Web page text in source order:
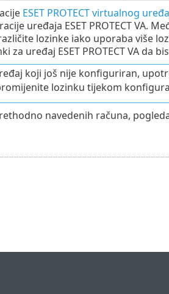
ESET PROTECT virtualnog
uređaja ESET PROTECT VA.
lozinke iako uporaba više
uređaj ESET PROTECT VA da
koji još nije konfiguriran,
lozinku tijekom
navedenih računa,